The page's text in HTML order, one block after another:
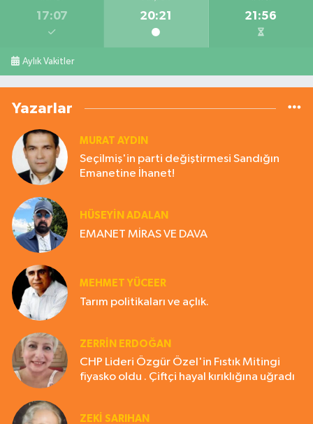
17:07 20:21 21:56
Aylık Vakitler
Yazarlar
MURAT AYDIN
Seçilmiş'in parti değiştirmesi Sandığın
Emanetine İhanet!
HÜSEYIN ADALAN
EMANET MİRAS VE DAVA
MEHMET YÜCEER
Tarım politikaları ve açlık.
ZERRIN ERDOĞAN
CHP Lideri Özgür Özel'in Fıstık Mitingi
fiyasko oldu . Çiftçi hayal kırıklığına uğradı
ZEKI SARIHAN